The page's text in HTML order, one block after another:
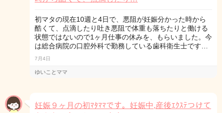
初マタの現在10週と4日で、悪阻が妊娠分かった時から
酷くて、点滴したり吐き悪阻で体重も落ちたりと働ける
状態ではないので1ヶ月仕事の休みを、もらいました。今
は総合病院の口腔外科で勤務している歯科衛生士です…
7月4日
ゆいことママ
妊娠９ヶ月の初ﾏﾀﾏﾏです。妊娠中,産後ｴｸｽﾃつけて